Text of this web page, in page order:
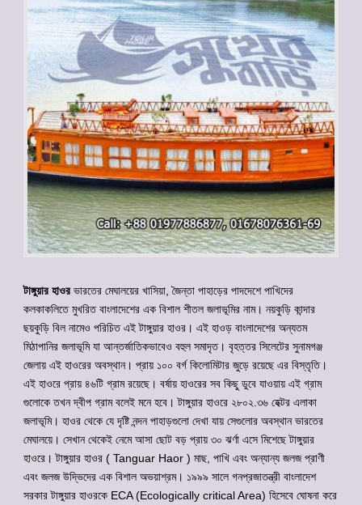
টাঙ্গুয়ার হাওর ভারতের মেঘালয়ের খাসিয়া, জৈন্তা পাহাড়ের পাদদেশে পাখিদের
কলকাকলিতে মুখরিত বাংলাদেশের এক বিশাল শীতল জলাভূমির নাম। নয়কুড়ি কান্দার
ছয়কুড়ি বিল নামেও পরিচিত এই টাঙ্গুয়ার হাওর। এই হাওড় বাংলাদেশের অন্যতম
মিঠাপানির জলাভূমি যা আন্তর্জাতিকভাবেও বহুল সমাদৃত। বৃহত্তর সিলেটের সুনামগঞ্জ
জেলায় এই হাওরের অবস্থান। প্রায় ১০০ বর্গ কিলোমিটার জুড়ে রয়েছে এর বিস্তৃতি।
এই হাওরে প্রায় ৪৬টি গ্রাম রয়েছে। বর্ষায় হাওরের সব কিছু ডুবে যাওয়ায় এই গ্রাম
গুলোকে তখন দ্বীপ গ্রাম বলেই মনে হবে। টাঙ্গুয়ার হাওরে ২৮০২.৩৬ হেক্টর এলাকা
জলাভূমি। হাওর থেকে যে দৃষ্টি নন্দন পাহাড়গুলো দেখা যায় সেগুলোর অবস্থান ভারতের
মেঘালয়ে। সেখান থেকেই নেমে আসা ছোট বড় প্রায় ৩০ ঝর্ণা এসে মিশেছে টাঙ্গুয়ার
হাওরে। টাঙ্গুয়ার হাওর ( Tanguar Haor ) মাছ, পাখি এবং অন্যান্য জলজ প্রাণী
এবং জলজ উদ্ভিদের এক বিশাল অভয়াশ্রম। ১৯৯৯ সালে গনপ্রজাতন্ত্রী বাংলাদেশ
সরকার টাঙ্গুয়ার হাওরকে ECA (Ecologically critical Area) হিসেবে ঘোষনা করে